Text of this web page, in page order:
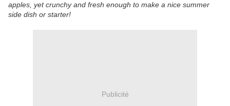
apples, yet crunchy and fresh enough to make a nice summer
side dish or starter!
Publicité